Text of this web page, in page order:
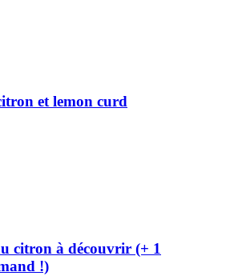
et lemon curd
citron à découvrir (+ 1
!)